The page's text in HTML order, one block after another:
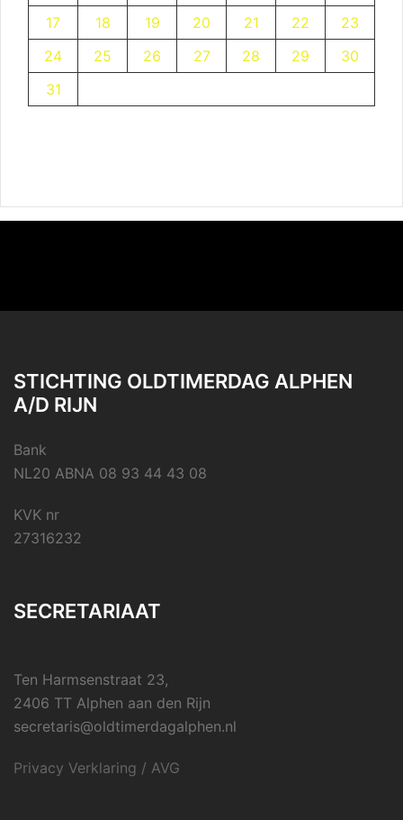
17
18 19 20 21 22
23
24
25 26 27 28 29
30
31
STICHTING OLDTIMERDAG ALPHEN
A/D RIJN
Bank
NL20 ABNA 08 93 44 43 08
KVK nr
27316232
SECRETARIAAT
Ten Harmsenstraat 23,
2406 TT Alphen aan den Rijn
secretaris@oldtimerdagalphen.nl
Privacy Verklaring / AVG